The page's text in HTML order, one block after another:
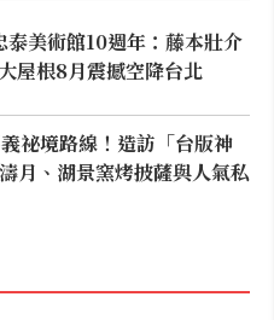
泰美術館10週年：藤本壯介
屋根8月震撼空降台北
祕境路線！造訪「台版神
月、湖景窯烤披薩與人氣私